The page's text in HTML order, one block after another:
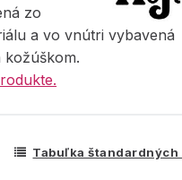
zo
a vo vnútri vybavená
kožúškom.
Tabuľka